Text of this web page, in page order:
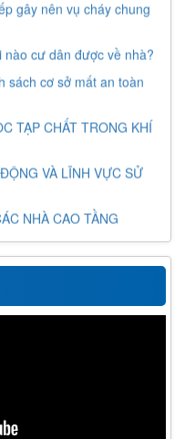
gây nên vụ cháy chung
nào cư dân được về nhà?
sách cơ sở mất an toàn
TẠP CHẤT TRONG KHÍ
VÀ LĨNH VỰC SỬ
NHÀ CAO TẦNG